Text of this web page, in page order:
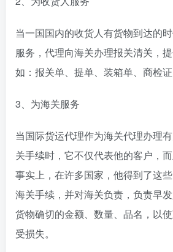
当一国国内的收货人有货物到达的
服务，代理向海关办理报关清关，
如：报关单、提单、装箱单、商检证
3、为海关服务
当国际货运代理作为海关代理办理
关手续时，它不仅代表他的客户，而
事实上，在许多国家，他得到了这
海关手续，并对海关负责，负责早
货物确切的金额、数量、品名，以
受损失。